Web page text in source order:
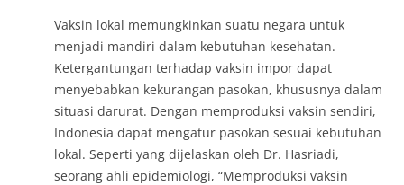
Vaksin lokal memungkinkan suatu negara untuk
menjadi mandiri dalam kebutuhan kesehatan.
Ketergantungan terhadap vaksin impor dapat
menyebabkan kekurangan pasokan, khususnya dalam
situasi darurat. Dengan memproduksi vaksin sendiri,
Indonesia dapat mengatur pasokan sesuai kebutuhan
lokal. Seperti yang dijelaskan oleh Dr. Hasriadi,
seorang ahli epidemiologi, “Memproduksi vaksin